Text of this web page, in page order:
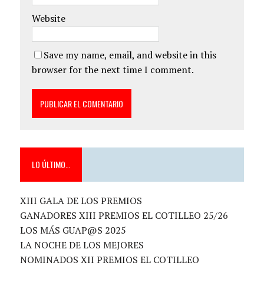
Website
Save my name, email, and website in this
browser for the next time I comment.
LO ÚLTIMO…
XIII GALA DE LOS PREMIOS
GANADORES XIII PREMIOS EL COTILLEO 25/26
LOS MÁS GUAP@S 2025
LA NOCHE DE LOS MEJORES
NOMINADOS XII PREMIOS EL COTILLEO